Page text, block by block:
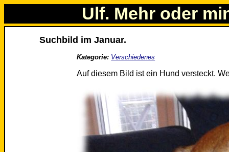
Ulf. Mehr oder
Suchbild im Januar.
Kategorie: Verschiedenes
Auf diesem Bild ist ein Hund versteckt.